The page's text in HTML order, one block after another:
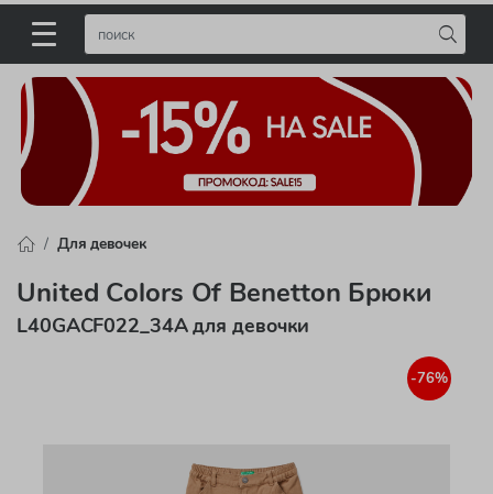
Для девочек
United Colors Of Benetton Брюки
L40GACF022_34A для девочки
-76%